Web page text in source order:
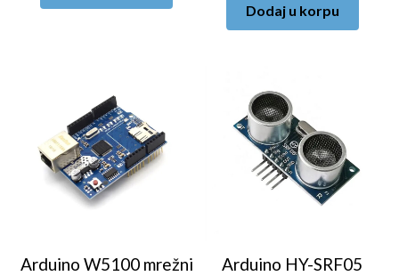
Dodaj u korpu
Arduino W5100 mrežni
Arduino HY-SRF05